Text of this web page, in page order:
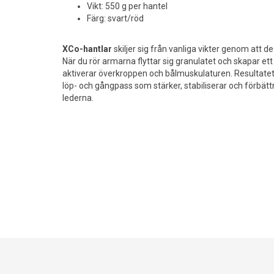
Vikt: 550 g per hantel
Färg: svart/röd
XCo-hantlar skiljer sig från vanliga vikter genom att
När du rör armarna flyttar sig granulatet och skapar
aktiverar överkroppen och bålmuskulaturen.
löp- och gångpass som stärker, stabiliserar och
lederna.